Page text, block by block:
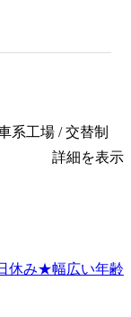
系工場 / 交替制
詳細を表示